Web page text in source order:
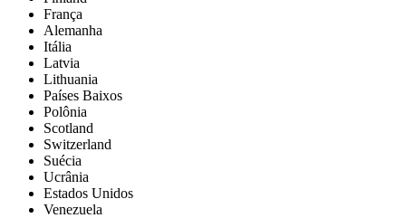
França
Alemanha
Itália
Latvia
Lithuania
Países Baixos
Polônia
Scotland
Switzerland
Suécia
Ucrânia
Estados Unidos
Venezuela